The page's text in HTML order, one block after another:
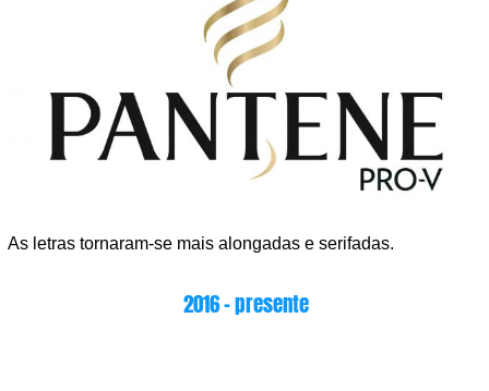
As letras tornaram-se mais alongadas e serifadas.
2016 – presente